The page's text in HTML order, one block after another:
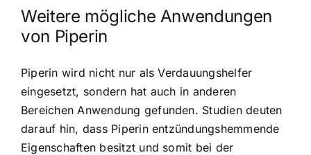
Weitere mögliche Anwendungen
von Piperin
Piperin wird nicht nur als Verdauungshelfer
eingesetzt, sondern hat auch in anderen
Bereichen Anwendung gefunden. Studien deuten
darauf hin, dass Piperin entzündungshemmende
Eigenschaften besitzt und somit bei der